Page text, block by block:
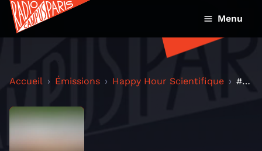
Menu
Accueil Émissions Happy Hour Scientifique #6 Alimentation et société : questionnons nos assi...